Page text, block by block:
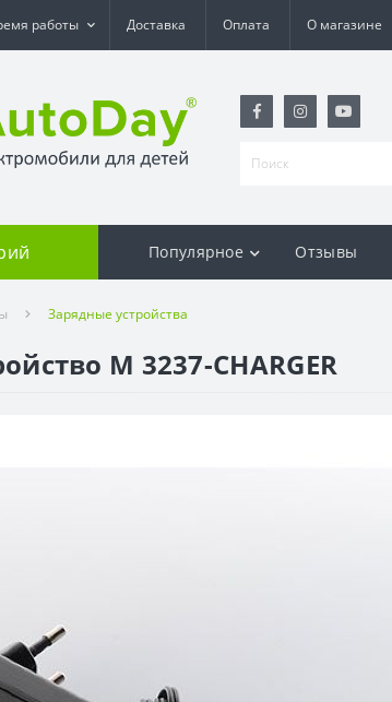
работы Доставка Оплата О магазине
Популярное Отзывы
Зарядные устройства
M 3237-CHARGER